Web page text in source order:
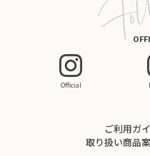
Official
ご利用ガ
取り扱い商品